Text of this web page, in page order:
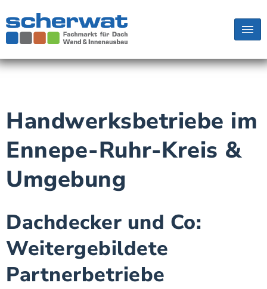
Handwerksbetriebe im
Ennepe-Ruhr-Kreis &
Umgebung
Dachdecker und Co:
Weitergebildete
Partnerbetriebe